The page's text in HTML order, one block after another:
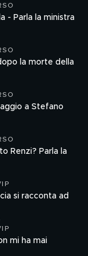
- Parla la ministra
la morte della
a Stefano
Renzi? Parla la
si racconta ad
mi ha mai